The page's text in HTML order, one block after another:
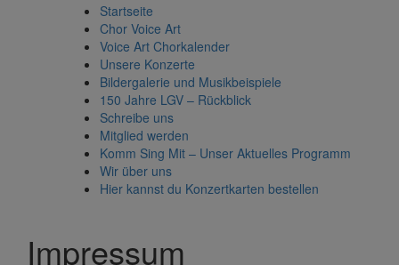
Startseite
Chor Voice Art
Voice Art Chorkalender
Unsere Konzerte
Bildergalerie und Musikbeispiele
150 Jahre LGV – Rückblick
Schreibe uns
Mitglied werden
Komm Sing Mit – Unser Aktuelles Programm
Wir über uns
Hier kannst du Konzertkarten bestellen
Impressum